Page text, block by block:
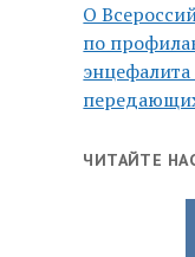
О
по
ЧИТАЙТЕ